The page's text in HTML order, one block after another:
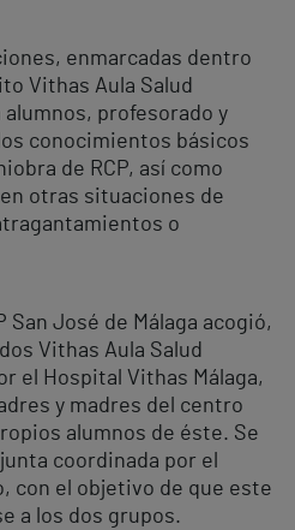
enmarcadas dentro
Vithas Aula Salud
profesorado y
conocimientos básicos
de RCP, así como
otras situaciones de
o
San José de Málaga acogió,
Vithas Aula Salud
el Hospital Vithas Málaga,
y madres del centro
alumnos de éste. Se
coordinada por el
con el objetivo de que este
a los dos grupos.